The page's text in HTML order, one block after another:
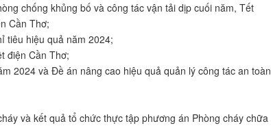
chống khủng bố và công tác vận tải dịp cuối năm, Tết
Cần Thơ;
tiêu hiệu quả năm 2024;
điện Cần Thơ;
2024 và Đề án nâng cao hiệu quả quản lý công tác an toàn
và kết quả tổ chức thực tập phương án Phòng cháy chữa